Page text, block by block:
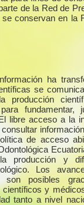
de la Red de
conservan en la
ha
se
producción
fundamentar,
libre acceso a la
de acceso
producción y
Los
son posibles
científicos y
tanto a nivel